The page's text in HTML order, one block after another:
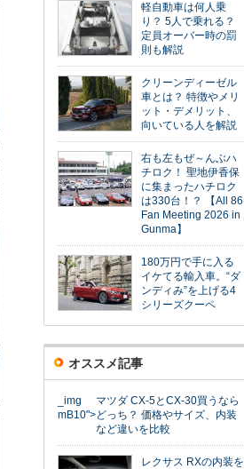
軽自動車は何人乗
り？ 5人で乗れる？
定員オーバー時の罰
則も解説
クリーンディーゼル
車とは？ 特徴やメリ
ット・デメリット、
向いている人を解説
右も左もぜ～んぶハ
チロク！ 聖地伊香保
に集まったハチロク
は330台！？ 【All 86
Fan Meeting 2026 in
Gunma】
180万円で手に入る
イケてる輸入車。“ダ
ンディみ”を上げる4
シリーズクーペ
オススメ記事
_img
mB10">
マツダ CX-5とCX-30買うなら
どっち？ 価格やサイズ、内装
など違いを比較
レクサス RXの内装を